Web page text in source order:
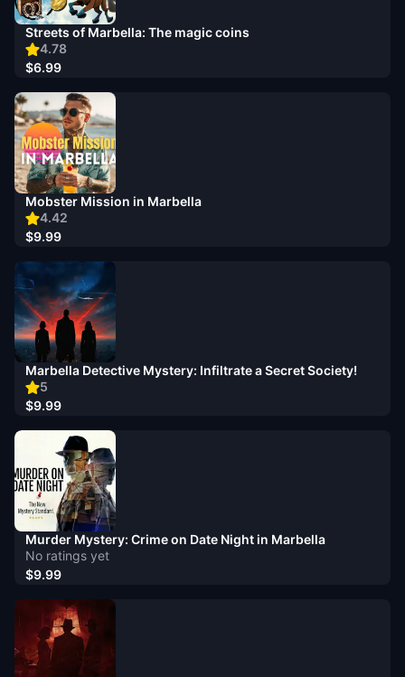
4.78
Streets of Marbella: The magic coins
$6.99
4.42
Mobster Mission in Marbella
$9.99
5
Marbella Detective Mystery: Infiltrate a Secret Society!
$9.99
No ratings yet
Murder Mystery: Crime on Date Night in Marbella
$9.99